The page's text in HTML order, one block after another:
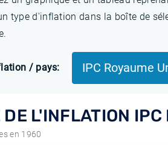
type d'inflation dans la boîte de
/ pays: IPC Royaume
L'INFLATION IPC
en 1960